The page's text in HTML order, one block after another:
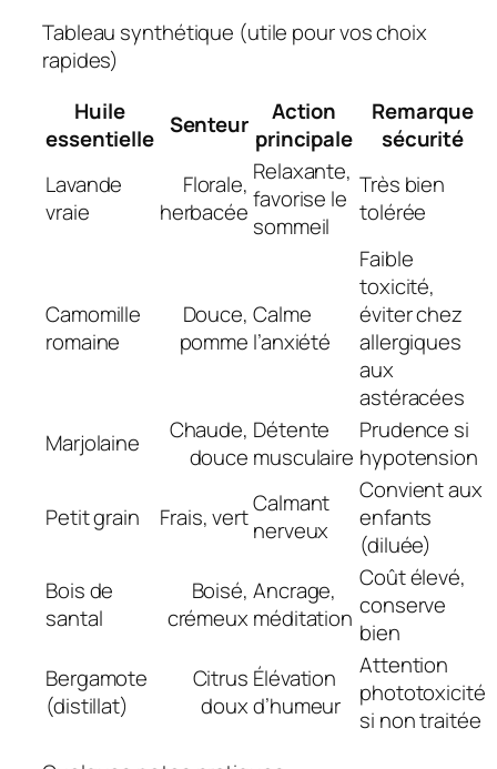
Tableau synthétique (utile pour vos choix
rapides)
Huile
essentielle Senteur
Action
principale
Remarque
sécurité
Lavande
vraie
Florale,
herbacée
Relaxante,
favorise le
sommeil
Très bien
tolérée
Camomille
romaine
Douce,
pomme
Calme
l’anxiété
Faible
toxicité,
éviter chez
allergiques
aux
astéracées
Marjolaine
Chaude,
douce
Détente
musculaire
Prudence si
hypotension
Petit grain Frais, vertCalmant
nerveux
Convient aux
enfants
(diluée)
Bois de
santal
Boisé,
crémeux
Ancrage,
méditation
Coût élevé,
conserve
bien
Bergamote
(distillat)
Citrus
doux
Élévation
d’humeur
Attention
phototoxicité
si non traitée